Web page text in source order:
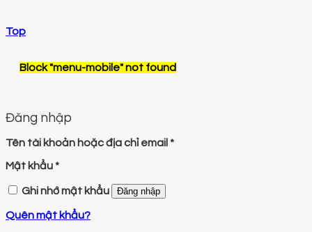
Top
Block"menu-mobile"not found
Đăng nhập
Tên tài khoản hoặc địa chỉ email *
Mật khẩu*
Ghi nhớ mật khẩu Đăng nhập
Quên mật khẩu?